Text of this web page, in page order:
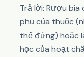
Trả lời: Rượu
phụ của thuốc
thế đứng) hoặc
học của hoạt